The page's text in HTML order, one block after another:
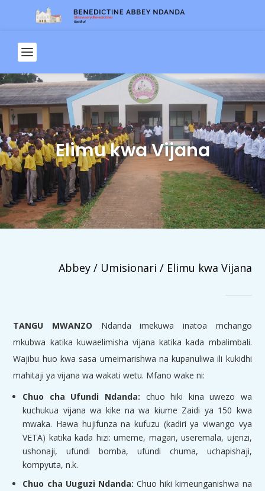
Elimu kwa Vijana
Abbey / Umisionari / Elimu kwa Vijana
TANGU MWANZO Ndanda imekuwa inatoa mchango
mkubwa katika kuwaelimisha vijana katika kada mbalimbali.
Wajibu huo kwa sasa umeimarishwa na kupanuliwa ili kukidhi
mahitaji ya vijana wa wakati wetu. Mfano wake ni:
Chuo cha Ufundi Ndanda: chuo hiki kina uwezo wa
kuchukua vijana wa kike na wa kiume Zaidi ya 150 kwa
mwaka. Hawa hujifunza na kufuzu (kadiri ya viwango vya
VETA) katika kada hizi: umeme, magari, useremala, ujenzi,
ushonaji, ufundi bomba, ufundi chuma, uchapishaji,
kompyuta, n.k.
Chuo cha Uuguzi Ndanda: Chuo hiki kimeunganishwa na